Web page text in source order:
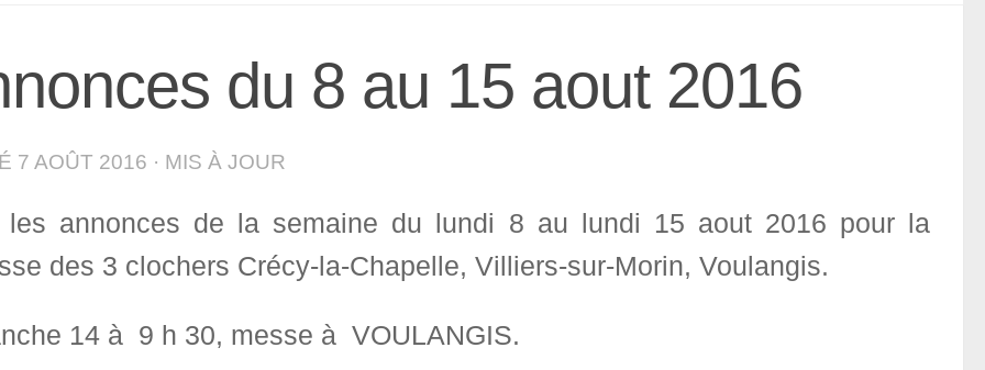
du 8 au 15 aout 2016
7 AOÛT 2016 · MIS À JOUR
les annonces de la semaine du lundi 8 au lundi 15 aout 2016 pour la
des 3 clochers Crécy-la-Chapelle, Villiers-sur-Morin, Voulangis.
14 à 9 h 30, messe à VOULANGIS.